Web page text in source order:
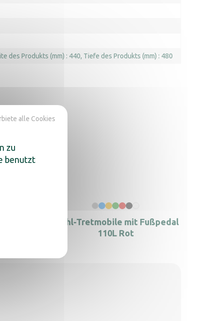
des Produkts (mm) : 440 Tiefe des Produkts (mm) : 480
Stahl-Tretmobile mit Fußpedal
110L Rot
zu
benutzt
alle Cookies